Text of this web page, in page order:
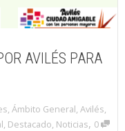
AVILÉS PARA
, Ámbito General, Avilés,
, Destacado, Noticias, 0